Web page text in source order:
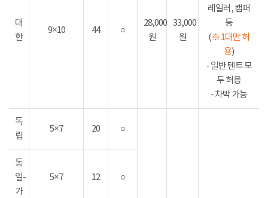
대
한
9×10 44 ○
28,000
원
33,000
원
레일러, 캠퍼
등
(※ 1대만 허
용)
- 일반 텐트 모
두 허용
- 차박 가능
독
립
5×7 20 ○
통
일-
가
5×7 12 ○